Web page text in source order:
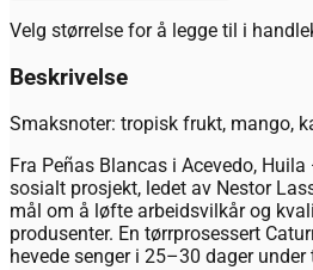
Velg størrelse for å legge til i
Beskrivelse
Smaksnoter: tropisk frukt, mango,
Fra Peñas Blancas i Acevedo,
sosialt prosjekt, ledet av Nestor
mål om å løfte arbeidsvilkår og
produsenter. En tørrprosessert
hevede senger i 25–30 dager under